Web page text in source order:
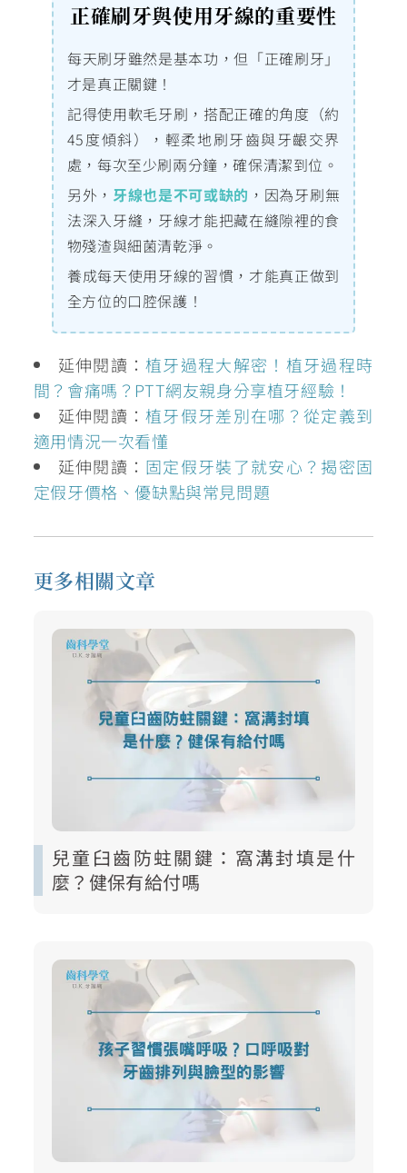
正確刷牙與使用牙線的重要性
每天刷牙雖然是基本功，但「正確刷牙」
才是真正關鍵！
記得使用軟毛牙刷，搭配正確的角度（約
45度傾斜），輕柔地刷牙齒與牙齦交界
處，每次至少刷兩分鐘，確保清潔到位。
另外， 牙線也是不可或缺的 ，因為牙刷無
法深入牙縫，牙線才能把藏在縫隙裡的食
物殘渣與細菌清乾淨。
養成每天使用牙線的習慣，才能真正做到
全方位的口腔保護！
延伸閱讀：植牙過程大解密！植牙過程時
間？會痛嗎？PTT網友親身分享植牙經驗！
延伸閱讀：植牙假牙差別在哪？從定義到
適用情況一次看懂
延伸閱讀： 固定假牙裝了就安心？揭密固
定假牙價格、優缺點與常見問題
更多相關文章
兒童臼齒防蛀關鍵：窩溝封填是什
麼？健保有給付嗎